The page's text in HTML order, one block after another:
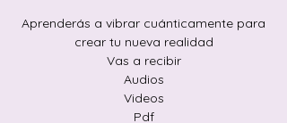
Aprenderás a vibrar cuánticamente para
crear tu nueva realidad
Vas a recibir
Audios
Videos
Pdf